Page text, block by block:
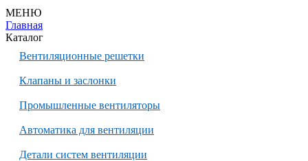
МЕНЮ
Главная
Каталог
Вентиляционные решетки
Клапаны и заслонки
Промышленные вентиляторы
Автоматика для вентиляции
Детали систем вентиляции